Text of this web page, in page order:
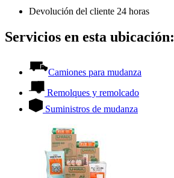
Devolución del cliente 24 horas
Servicios en esta ubicación:
Camiones para mudanza
Remolques y remolcado
Suministros de mudanza